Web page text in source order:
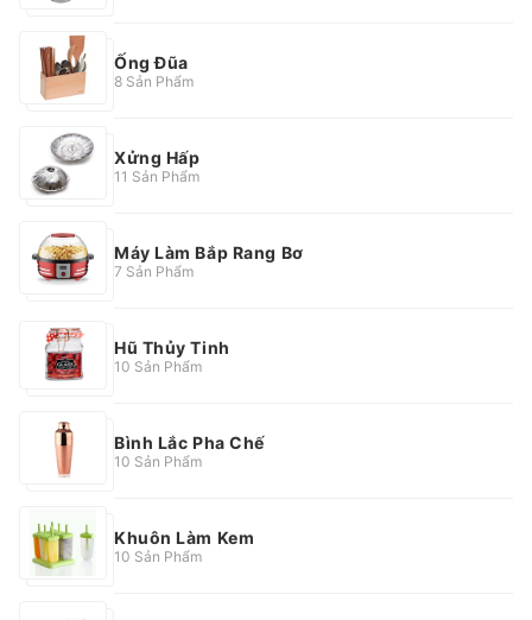
Ống Đũa
8 Sản Phẩm
Xửng Hấp
11 Sản Phẩm
Máy Làm Bắp Rang Bơ
7 Sản Phẩm
Hũ Thủy Tinh
10 Sản Phẩm
Bình Lắc Pha Chế
10 Sản Phẩm
Khuôn Làm Kem
10 Sản Phẩm